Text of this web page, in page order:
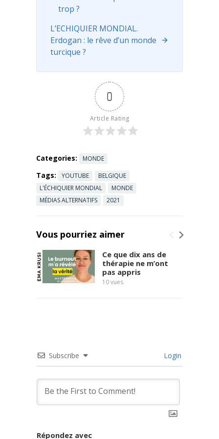
première
police
chinois ...
trop ?
L’ECHIQUIER MONDIAL.
Erdogan : le rêve d’un monde
turcique ?
0
Article Rating
Categories: MONDE
Tags: YOUTUBE
BELGIQUE
L'ÉCHIQUIER MONDIAL
MONDE
MÉDIAS ALTERNATIFS
2021
Vous pourriez aimer
Ce que dix ans de
thérapie ne m’ont
pas appris
10vues
Subscribe Login
Répondez avec